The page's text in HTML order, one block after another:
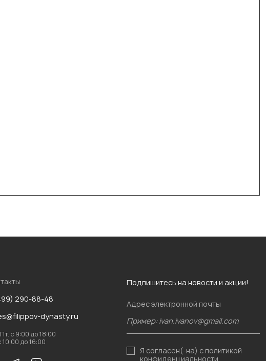
290-88-48
dynasty.ru
с 9:00 до 18:00
10:00 до 16:00
Подпишитесь на новости и акции!
Адрес электронной почты
Я согласен(-на) с политикой
конфиденциальности